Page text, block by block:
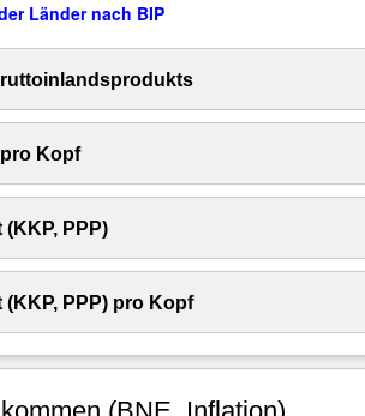
Länder nach BIP
Kopf
PPP)
PPP) pro Kopf